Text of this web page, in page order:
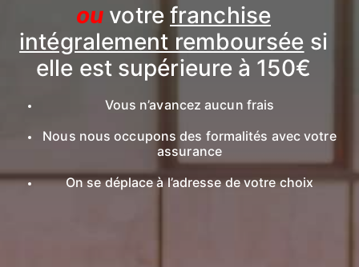
ou votre franchise
intégralement remboursée si
elle est supérieure à 150€
Vous n’avancez aucun frais
Nous nous occupons des formalités avec votre
assurance
On se déplace à l’adresse de votre choix